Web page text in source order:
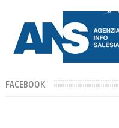
FACEBOOK